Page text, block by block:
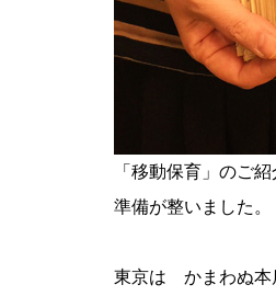
「移動保育」のご
準備が整いました。
東京は かまわぬ本